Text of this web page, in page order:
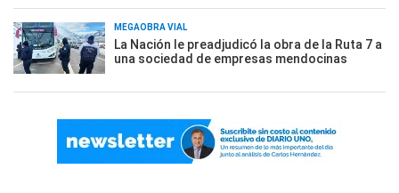
MEGAOBRA VIAL
La Nación le preadjudicó la obra de la Ruta 7 a
una sociedad de empresas mendocinas